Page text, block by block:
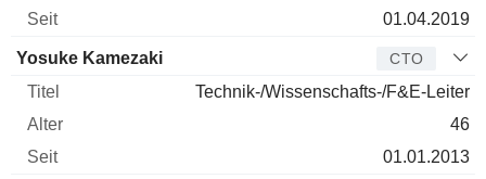
01.04.2019
Yosuke Kamezaki CTO
Technik-/Wissenschafts-/F&E-Leiter
46
01.01.2013